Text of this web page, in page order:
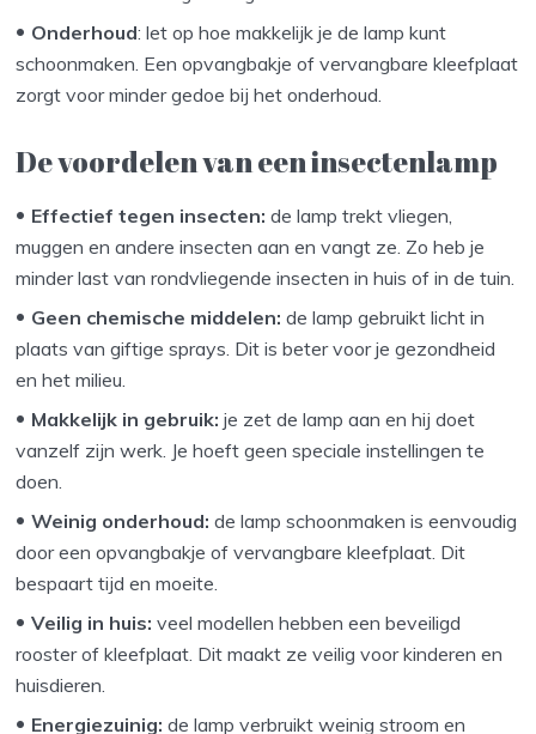
Onderhoud: let op hoe makkelijk je de lamp kunt
schoonmaken. Een opvangbakje of vervangbare kleefplaat
zorgt voor minder gedoe bij het onderhoud.
De voordelen van een insectenlamp
Effectief tegen insecten:de lamp trekt vliegen,
muggen en andere insecten aan en vangt ze. Zo heb je
minder last van rondvliegende insecten in huis of in de tuin.
Geen chemische middelen:de lamp gebruikt licht in
plaats van giftige sprays. Dit is beter voor je gezondheid
en het milieu.
Makkelijk in gebruik:je zet de lamp aan en hij doet
vanzelf zijn werk. Je hoeft geen speciale instellingen te
doen.
Weinig onderhoud:de lamp schoonmaken is eenvoudig
door een opvangbakje of vervangbare kleefplaat. Dit
bespaart tijd en moeite.
Veilig in huis:veel modellen hebben een beveiligd
rooster of kleefplaat. Dit maakt ze veilig voor kinderen en
huisdieren.
Energiezuinig:de lamp verbruikt weinig stroom en